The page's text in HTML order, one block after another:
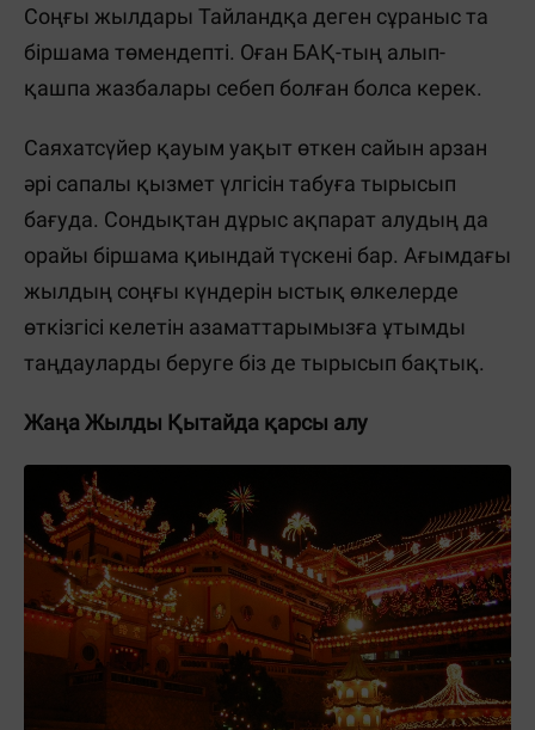
Соңғы жылдары Тайландқа деген сұраныс та
біршама төмендепті. Оған БАҚ-тың алып-
қашпа жазбалары себеп болған болса керек.
Саяхатсүйер қауым уақыт өткен сайын арзан
әрі сапалы қызмет үлгісін табуға тырысып
бағуда. Сондықтан дұрыс ақпарат алудың да
орайы біршама қиындай түскені бар. Ағымдағы
жылдың соңғы күндерін ыстық өлкелерде
өткізгісі келетін азаматтарымызға ұтымды
таңдауларды беруге біз де тырысып бақтық.
Жаңа Жылды Қытайда қарсы алу